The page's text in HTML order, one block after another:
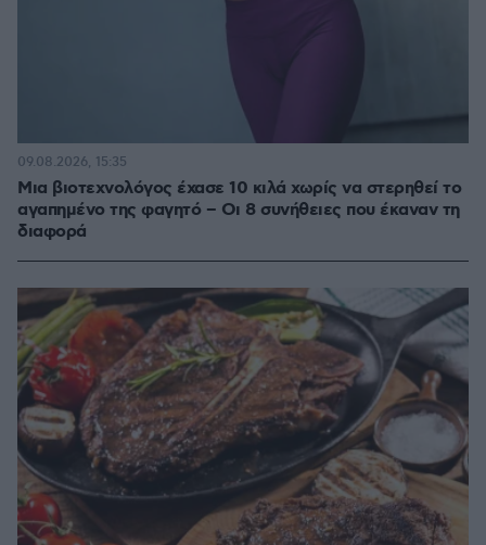
Μια βιοτεχνολόγος έχασε 10 κιλά χωρίς να στερηθεί το
αγαπημένο της φαγητό – Οι 8 συνήθειες που έκαναν τη
διαφορά
09.08.2026, 15:35